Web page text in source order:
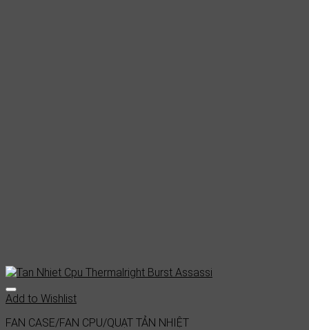
Add to Wishlist
FAN CASE/FAN CPU/QUẠT TẢN NHIỆT